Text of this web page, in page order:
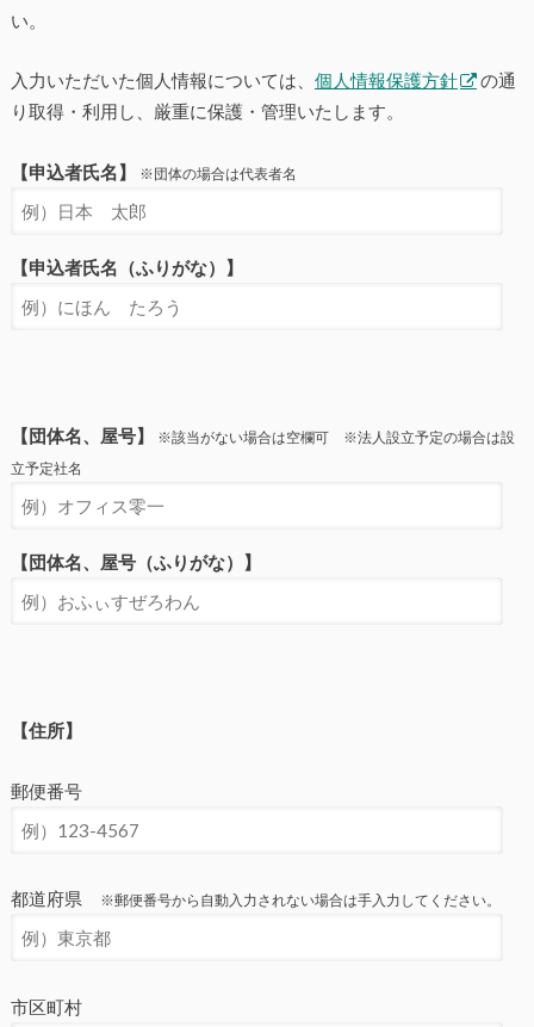
い。
入力いただいた個人情報については、 個人情報保護方針
の通
り取得・利用し、厳重に保護・管理いたします。
【申込者氏名】 ※団体の場合は代表者名
【申込者氏名（ふりがな）】
【団体名、屋号】
※該当がない場合は空欄可 ※法人設立予定の場合は設
立予定社名
【団体名、屋号（ふりがな）】
【住所】
郵便番号
都道府県 ※郵便番号から自動入力されない場合は手入力してください。
市区町村